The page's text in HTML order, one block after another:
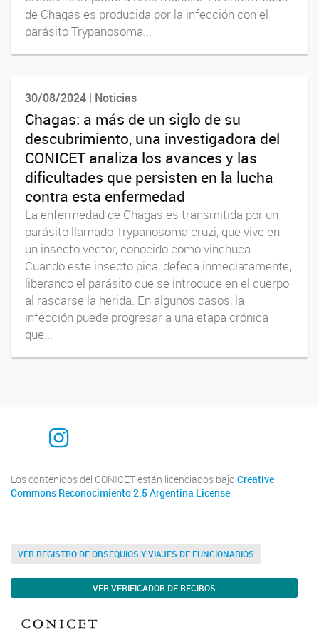
de Chagas es producida por la infección con el
parásito Trypanosoma...
30/08/2024 | Noticias
Chagas: a más de un siglo de su
descubrimiento, una investigadora del
CONICET analiza los avances y las
dificultades que persisten en la lucha
contra esta enfermedad
La enfermedad de Chagas es transmitida por un
parásito llamado Trypanosoma cruzi, que vive en
un insecto vector, conocido como vinchuca.
Cuando este insecto pica, defeca inmediatamente,
liberando el parásito que se introduce en el cuerpo
al rascarse la herida. En algunos casos, la
infección puede progresar a una etapa crónica
que...
Instagram
Los contenidos del CONICET están licenciados bajo Creative
Commons Reconocimiento 2.5 Argentina License
VER REGISTRO DE OBSEQUIOS Y VIAJES DE FUNCIONARIOS
VER VERIFICADOR DE RECIBOS